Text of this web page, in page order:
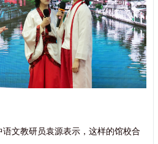
文教研员袁源表示，这样的馆校合